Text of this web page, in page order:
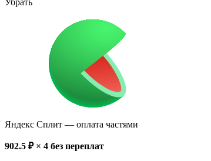
Яндекс Сплит — оплата частями
902.5 ₽ × 4 без переплат